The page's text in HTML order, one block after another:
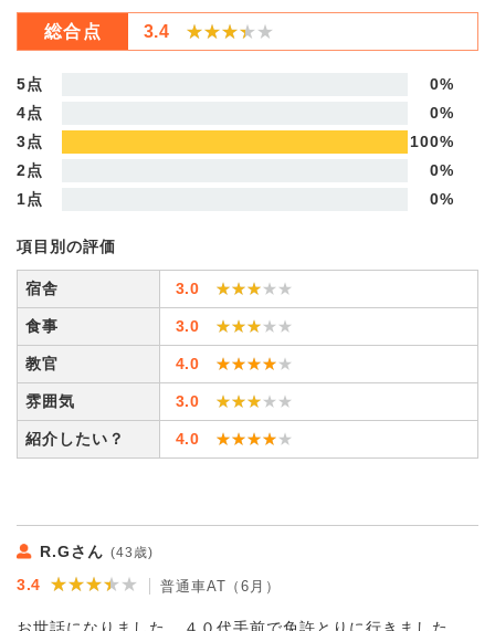
総合点 3.4 ★★★★★
★★★★★
5点
0%
4点
0%
3点
100%
2点
0%
1点
0%
項目別の評価
宿舎 3.0 ★★★★★
★★★★★
食事 3.0 ★★★★★
★★★★★
教官 4.0 ★★★★★
★★★★★
雰囲気 3.0 ★★★★★
★★★★★
紹介したい？ 4.0 ★★★★★
★★★★★
R.Gさん (43歳)
3.4 ★★★★★
★★★★★ 普通車AT（6月）
お世話になりました、４０代手前で免許とりに行きました、